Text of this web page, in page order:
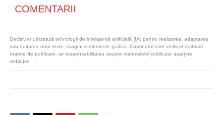
COMENTARII
Decisiv.ro utilizează tehnologii de inteligență artificială (IA) pentru realizarea, adaptarea
sau editarea unor texte, imagini și elemente grafice. Conținutul este verificat editorial
înainte de publicare, iar responsabilitatea asupra materialelor publicate aparține
redacției.